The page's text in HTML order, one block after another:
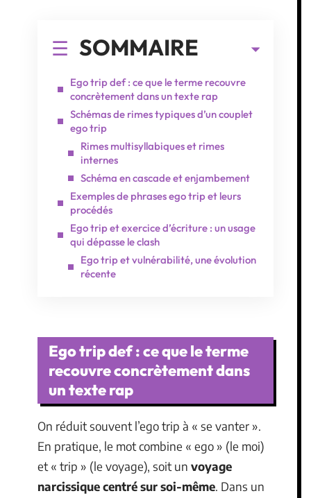
SOMMAIRE
Ego trip def : ce que le terme recouvre
concrètement dans un texte rap
Schémas de rimes typiques d’un couplet
ego trip
Rimes multisyllabiques et rimes
internes
Schéma en cascade et enjambement
Exemples de phrases ego trip et leurs
procédés
Ego trip et exercice d’écriture : un usage
qui dépasse le clash
Ego trip et vulnérabilité, une évolution
récente
Ego trip def : ce que le terme
recouvre concrètement dans
un texte rap
On réduit souvent l’ego trip à « se vanter ».
En pratique, le mot combine « ego » (le moi)
et « trip » (le voyage), soit un voyage
narcissique centré sur soi-même. Dans un